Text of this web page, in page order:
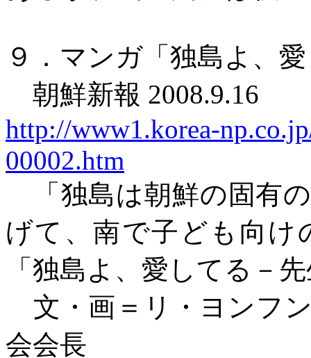
９．マンガ「独島よ、
朝鮮新報 2008.9.16
http://www1.korea-
00002.htm
「独島は朝鮮の固有
げて、南で子ども向け
「独島よ、愛してる－
文・画＝リ・ヨンフ
会会長